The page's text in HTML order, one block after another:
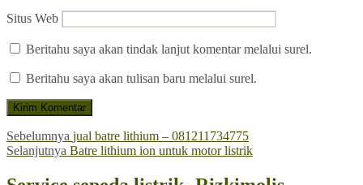
Situs Web
Beritahu saya akan tindak lanjut komentar melalui surel.
Beritahu saya akan tulisan baru melalui surel.
Navigasi
pos
Sebelumnya Pos
sebelumnya:
jual batre lithium – 081211734775
Selanjutnya Pos
Batre lithium ion untuk motor listrik